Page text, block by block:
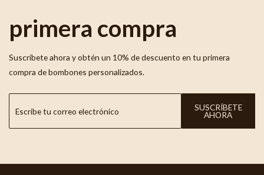
primera compra
Suscríbete ahora y obtén un 10% de descuento en tu primera
compra de bombones personalizados.
SUSCRÍBETE
AHORA